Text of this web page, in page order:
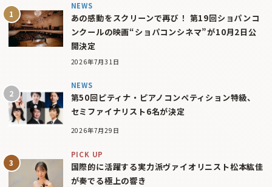
NEWS
あの感動をスクリーンで再び！ 第19回ショパンコ
ンクールの映画“ショパコンシネマ”が10月2日公
開決定
2026年7月31日
NEWS
第50回ピティナ・ピアノコンペティション特級、
セミファイナリスト6名が決定
2026年7月29日
PICK UP
国際的に活躍する実力派ヴァイオリニスト松本紘佳
が奏でる極上の響き